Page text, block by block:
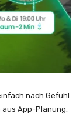
nach Gefühl
aus App-Planung,